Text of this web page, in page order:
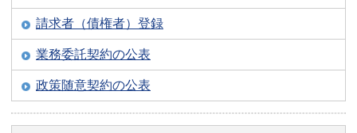
請求者（債権者）登録
業務委託契約の公表
政策随意契約の公表